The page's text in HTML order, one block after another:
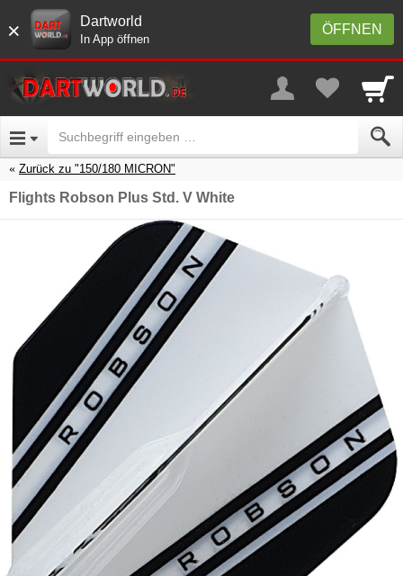
× ÖFFNEN
Dartworld
In App öffnen
Zurück zu "150/180 MICRON"
Flights Robson Plus Std. V White